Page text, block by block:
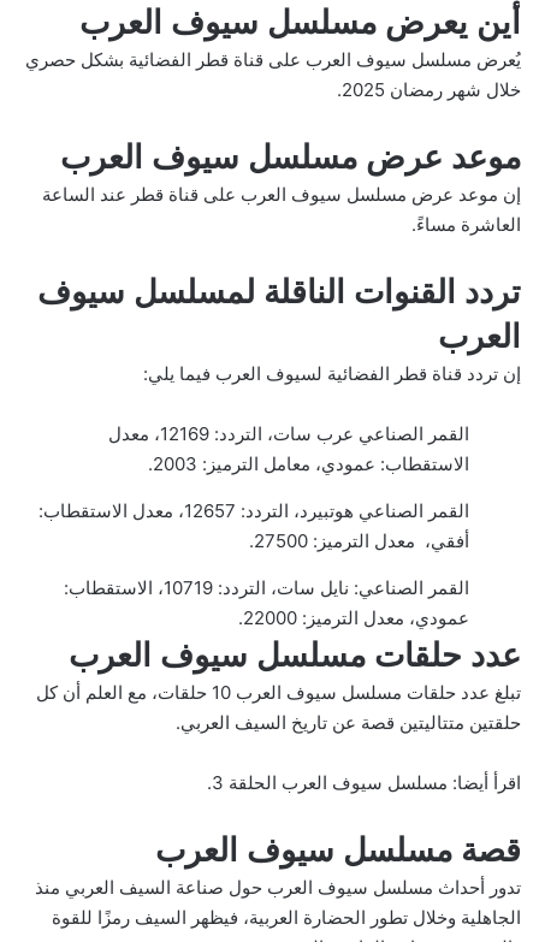
أين يعرض مسلسل سيوف العرب
يُعرض مسلسل سيوف العرب على قناة قطر الفضائية بشكل حصري
خلال شهر رمضان 2025.
موعد عرض مسلسل سيوف العرب
إن موعد عرض مسلسل سيوف العرب على قناة قطر عند الساعة
العاشرة مساءً.
تردد القنوات الناقلة لمسلسل سيوف
العرب
إن تردد قناة قطر الفضائية لسيوف العرب فيما يلي:
القمر الصناعي عرب سات، التردد: 12169، معدل
الاستقطاب: عمودي، معامل الترميز: 2003.
القمر الصناعي هوتبيرد، التردد: 12657، معدل الاستقطاب:
أفقي، معدل الترميز: 27500.
القمر الصناعي: نايل سات، التردد: 10719، الاستقطاب:
عمودي، معدل الترميز: 22000.
عدد حلقات مسلسل سيوف العرب
تبلغ عدد حلقات مسلسل سيوف العرب 10 حلقات، مع العلم أن كل
حلقتين متتاليتين قصة عن تاريخ السيف العربي.
اقرأ أيضا: مسلسل سيوف العرب الحلقة 3 .
قصة مسلسل سيوف العرب
تدور أحداث مسلسل سيوف العرب حول صناعة السيف العربي منذ
الجاهلية وخلال تطور الحضارة العربية، فيظهر السيف رمزًا للقوة